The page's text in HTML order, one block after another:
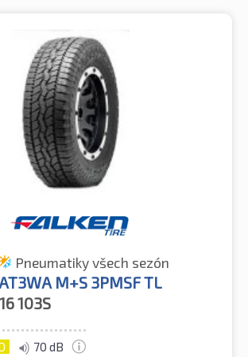
Pneumatiky všech sezón
M+S 3PMSF TL
103S
70 dB